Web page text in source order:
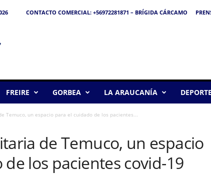
CONTACTO COMERCIAL: +56972281871 – BRÍGIDA CÁRCAMO
FREIRE GORBEA LA ARAUCANÍA
Temuco, un espacio para el cuidado de los pacientes...
de Temuco, un espacio
los pacientes covid-19